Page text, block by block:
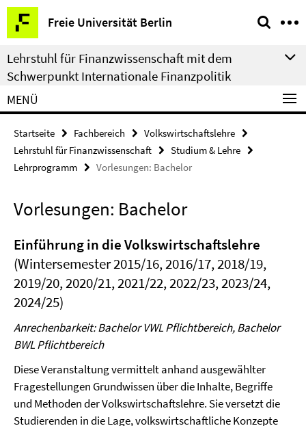
Springe
direkt
zu
Inhalt
Freie Universität Berlin
Service-
Navigation
Lehrstuhl für Finanzwissenschaft mit dem
Schwerpunkt Internationale Finanzpolitik
MENÜ
Startseite Fachbereich
Volkswirtschaftslehre
Lehrstuhl für Finanzwissenschaft
Studium & Lehre
Lehrprogramm
Vorlesungen: Bachelor
Vorlesungen: Bachelor
Einführung in die Volkswirtschaftslehre
(Wintersemester 2015/16, 2016/17, 2018/19,
2019/20, 2020/21, 2021/22, 2022/23, 2023/24,
2024/25)
Anrechenbarkeit: Bachelor VWL Pflichtbereich, Bachelor
BWL Pflichtbereich
Diese Veranstaltung vermittelt anhand ausgewählter
Fragestellungen Grundwissen über die Inhalte, Begriffe
und Methoden der Volkswirtschaftslehre. Sie versetzt die
Studierenden in die Lage, volkswirtschaftliche Konzepte